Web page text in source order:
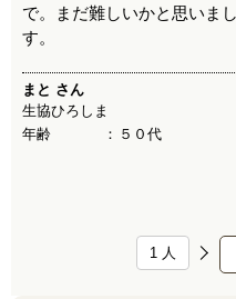
で。まだ難しいかと思いま
す。
まと さん
生協ひろしま
年齢
５０代
1 人